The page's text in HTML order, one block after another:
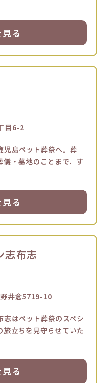
る
目6-2
児島ペット葬祭へ。葬
・墓地のことまで、す
る
志布志
井倉5719-10
志はペット葬祭のスペシ
旅立ちを見守らせていた
る